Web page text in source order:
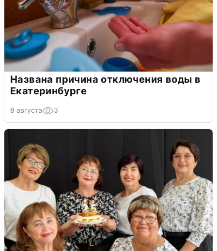
Названа причина отключения воды в
Екатеринбурге
8 августа 3